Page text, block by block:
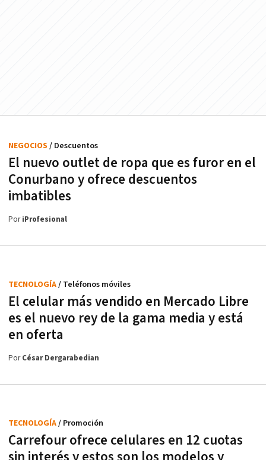
El nuevo outlet de ropa que es furor en el
Conurbano y ofrece descuentos
imbatibles
NEGOCIOS / Descuentos
PoriProfesional
El celular más vendido en Mercado Libre
es el nuevo rey de la gama media y está
en oferta
TECNOLOGÍA/ Teléfonos móviles
PorCésar Dergarabedian
Carrefour ofrece celulares en 12 cuotas
TECNOLOGÍA/ Promoción